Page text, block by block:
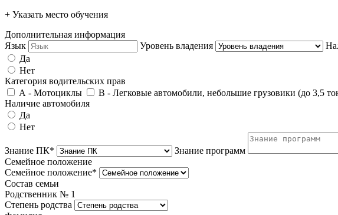
+ Указать место обучения
Дополнительная информация
Язык
Уровень владения
Да
Нет
Категория водительских прав
А - Мотоциклы
В - Легковые автомобили, небольшие грузовики (до 3,5
Наличие автомобиля
Да
Нет
Знание ПК* Знание программ
Семейное положение
Семейное положение*
Состав семьи
Родственник № 1
Степень родства